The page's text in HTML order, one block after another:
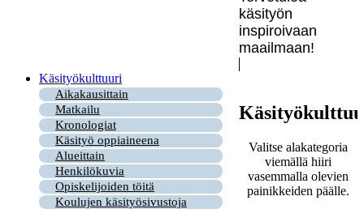
käsityön
inspiroivaan
maailmaan!
Käsityökulttuuri
Aikakausittain
Matkailu
Kronologiat
Käsityö oppiaineena
Alueittain
Henkilökuvia
Opiskelijoiden töitä
Koulujen käsityösivustoja
Valitse alakategoria
viemällä hiiri
vasemmalla olevien
painikkeiden päälle.